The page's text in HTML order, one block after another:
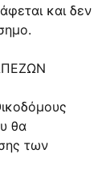
και δεν
θα
των